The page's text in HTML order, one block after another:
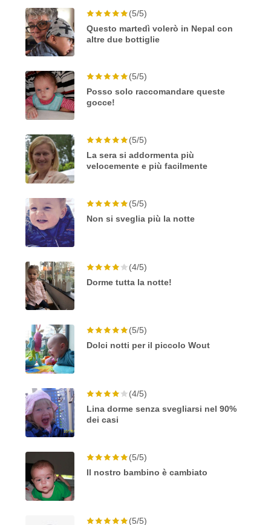
(5/5)
Questo martedì volerò in Nepal con
altre due bottiglie
(5/5)
Posso solo raccomandare queste
gocce!
(5/5)
La sera si addormenta più
velocemente e più facilmente
(5/5)
Non si sveglia più la notte
(4/5)
Dorme tutta la notte!
(5/5)
Dolci notti per il piccolo Wout
(4/5)
Lina dorme senza svegliarsi nel 90%
dei casi
(5/5)
Il nostro bambino è cambiato
(5/5)